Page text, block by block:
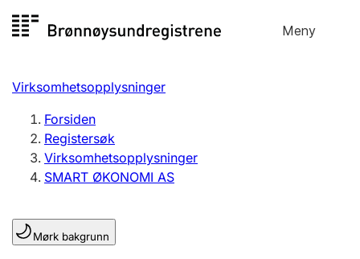
til
Meny
Registersøk
Aksjeselskap
Enkeltpersonforetak
Registrere, endre, slette
Lag og forening
Virksomhetsopplysninger
Forsiden
Registersøk
Virksomhetsopplysninger
SMART ØKONOMI AS
Mørk bakgrunn